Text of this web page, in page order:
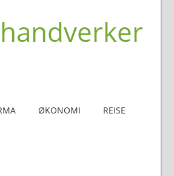
ØKONOMI REISE